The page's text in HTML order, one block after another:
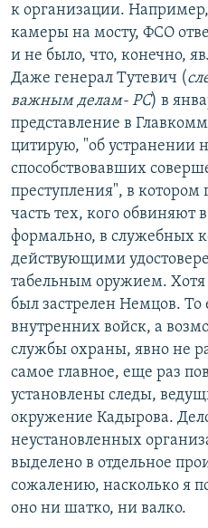
к организации.
камеры на мосту, ФСО
и не было, что, конечно,
Даже генерал Тутевич (
важным делам- РС) в
представление в
цитирую, "об устранении
способствовавших
преступления", в котором
часть тех, кого обвиняют
формально, в служебных
действующими
табельным оружием. Хотя
был застрелен Немцов. То
внутренних войск, а
службы охраны, явно не
самое главное, еще раз
установлены следы,
окружение Кадырова.
неустановленных
выделено в отдельное
сожалению, насколько я
оно ни шатко, ни валко.